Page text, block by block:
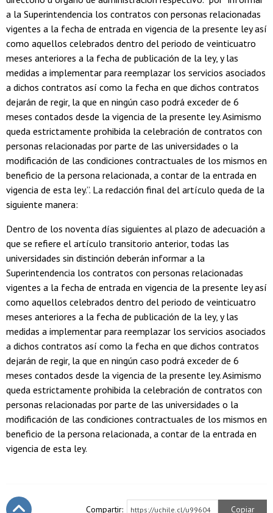
a la Superintendencia los contratos con personas relacionadas
vigentes a la fecha de entrada en vigencia de la presente ley así
como aquellos celebrados dentro del periodo de veinticuatro
meses anteriores a la fecha de publicación de la ley, y las
medidas a implementar para reemplazar los servicios asociados
a dichos contratos así como la fecha en que dichos contratos
dejarán de regir, la que en ningún caso podrá exceder de 6
meses contados desde la vigencia de la presente ley. Asimismo
queda estrictamente prohibida la celebración de contratos con
personas relacionadas por parte de las universidades o la
modificación de las condiciones contractuales de los mismos en
beneficio de la persona relacionada, a contar de la entrada en
vigencia de esta ley.”. La redacción final del artículo queda de la
siguiente manera:
Dentro de los noventa días siguientes al plazo de adecuación a
que se refiere el artículo transitorio anterior, todas las
universidades sin distinción deberán informar a la
Superintendencia los contratos con personas relacionadas
vigentes a la fecha de entrada en vigencia de la presente ley así
como aquellos celebrados dentro del periodo de veinticuatro
meses anteriores a la fecha de publicación de la ley, y las
medidas a implementar para reemplazar los servicios asociados
a dichos contratos así como la fecha en que dichos contratos
dejarán de regir, la que en ningún caso podrá exceder de 6
meses contados desde la vigencia de la presente ley. Asimismo
queda estrictamente prohibida la celebración de contratos con
personas relacionadas por parte de las universidades o la
modificación de las condiciones contractuales de los mismos en
beneficio de la persona relacionada, a contar de la entrada en
vigencia de esta ley.
Compartir: https://uchile.cl/u99604 Copiar